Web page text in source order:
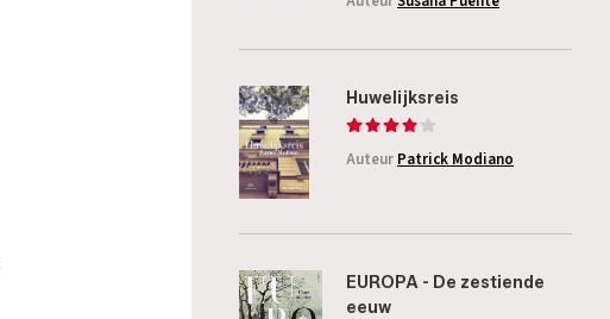
Huwelijksreis
Auteur Patrick Modiano
EUROPA - De zestiende
eeuw